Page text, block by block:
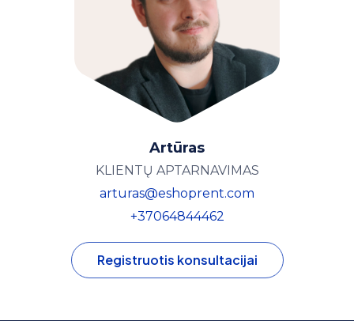
Artūras
KLIENTŲ APTARNAVIMAS
arturas@eshoprent.com
+37064844462
Registruotis konsultacijai